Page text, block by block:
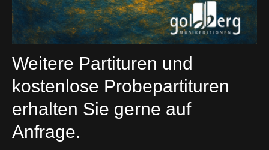
Weitere Partituren und
kostenlose Probepartituren
erhalten Sie gerne auf
Anfrage.